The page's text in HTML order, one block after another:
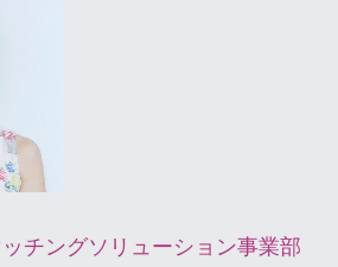
チングソリューション事業部